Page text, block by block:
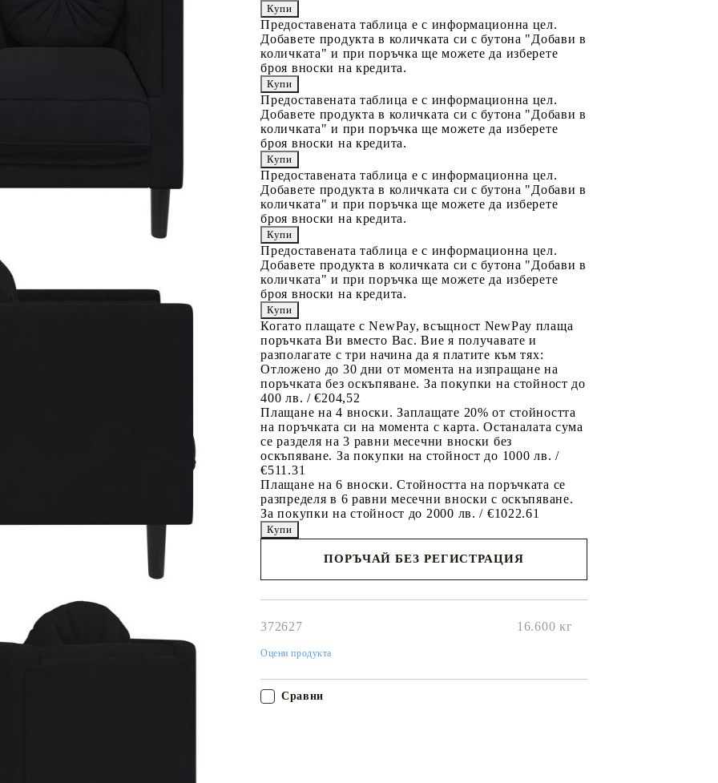
Предоставената таблица е с информационна цел.
Добавете продукта в количката си с бутона "Добави в
количката" и при поръчка ще можете да изберете
броя вноски на кредита.
Предоставената таблица е с информационна цел.
Добавете продукта в количката си с бутона "Добави в
количката" и при поръчка ще можете да изберете
броя вноски на кредита.
Предоставената таблица е с информационна цел.
Добавете продукта в количката си с бутона "Добави в
количката" и при поръчка ще можете да изберете
броя вноски на кредита.
Предоставената таблица е с информационна цел.
Добавете продукта в количката си с бутона "Добави в
количката" и при поръчка ще можете да изберете
броя вноски на кредита.
Когато плащате с NewPay, всъщност NewPay плаща
поръчката Ви вместо Вас. Вие я получавате и
разполагате с три начина да я платите към тях:
Отложено до 30 дни от момента на изпращане на
поръчката без оскъпяване. За покупки на стойност до
400 лв. / €204,52
Плащане на 4 вноски. Заплащате 20% от стойността
на поръчката си на момента с карта. Останалата сума
се разделя на 3 равни месечни вноски без
оскъпяване. За покупки на стойност до 1000 лв. /
€511.31
Плащане на 6 вноски. Стойността на поръчката се
разпределя в 6 равни месечни вноски с оскъпяване.
За покупки на стойност до 2000 лв. / €1022.61
ПОРЪЧАЙ БЕЗ РЕГИСТРАЦИЯ
372627 16.600 кг
Оцени продукта
Сравни